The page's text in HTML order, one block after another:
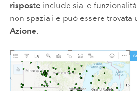
risposte include sia le
non spaziali e può essere trovata
Azione.